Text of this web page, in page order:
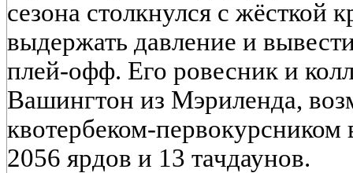
сезона столкнулся с жёсткой
выдержать давление и
плей-офф. Его ровесник и
Вашингтон из Мэриленда,
квотербеком-
2056 ярдов и 13 тачдаунов.